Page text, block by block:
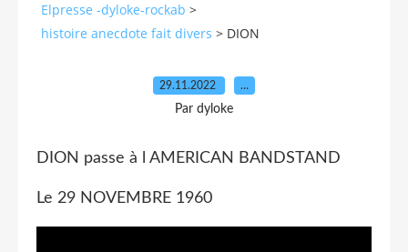
Elpresse -dyloke-rockab >
histoire anecdote fait divers > DION
29.11.2022 …
Par dyloke
DION passe à l AMERICAN BANDSTAND
Le 29 NOVEMBRE 1960